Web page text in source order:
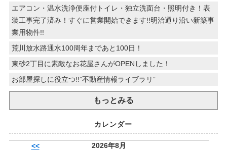
エアコン・温水洗浄便座付トイレ・独立洗面台・照明付き！表
装工事完了済み！すぐに営業開始できます!!明治通り沿い新築事
業用物件!!
荒川放水路通水100周年まであと100日！
東砂2丁目に素敵なお花屋さんがOPENしました！
お部屋探しに役立つ!!”不動産情報ライブラリ”
もっとみる
カレンダー
<<
2026年8月